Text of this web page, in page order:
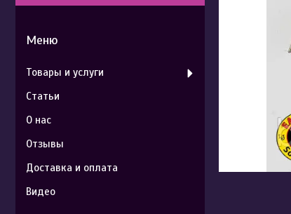
Товары и услуги
Статьи
О нас
Отзывы
Доставка и оплата
Видео